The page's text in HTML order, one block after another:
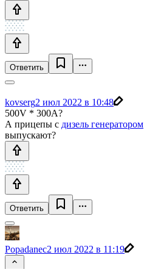
Ответить
kovserg2 июл 2022 в 10:48
500V * 300A?
А прицепы с дизель генератором
выпускают?
Ответить
Popadanec2 июл 2022 в 11:19